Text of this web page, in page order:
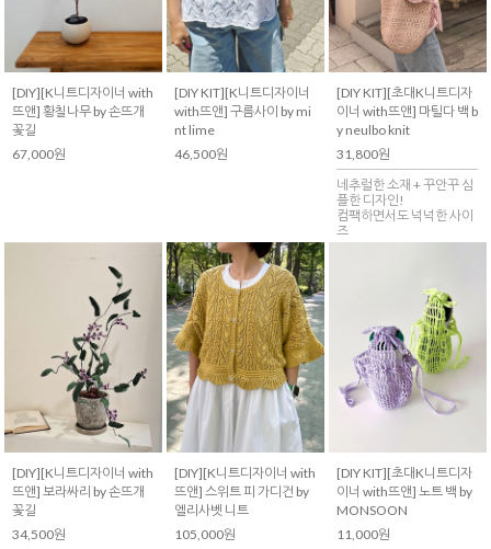
[DIY][K니트디자이너 with
뜨앤] 황칠나무 by 손뜨개
꽃길
67,000원
[DIY KIT][K니트디자이너
with뜨앤] 구름사이 by mi
nt lime
46,500원
[DIY KIT][초대K니트디자
이너 with뜨앤] 마틸다 백 b
y neulbo knit
31,800원
네추럴한 소재 + 꾸안꾸 심
플한 디자인!
컴팩하면서도 넉넉한 사이
즈
[DIY][K니트디자이너 with
뜨앤] 보라싸리 by 손뜨개
꽃길
34,500원
[DIY][K니트디자이너 with
뜨앤] 스위트 피 가디건 by
엘리사벳 니트
105,000원
[DIY KIT][초대K니트디자
이너 with뜨앤] 노트 백 by
MONSOON
11,000원